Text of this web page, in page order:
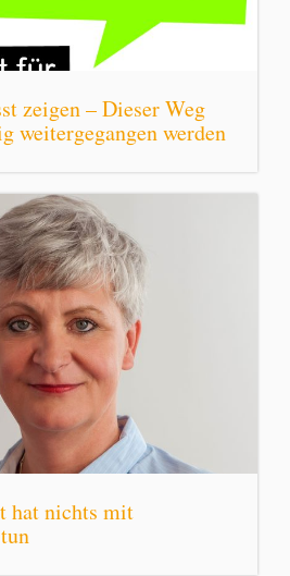
zeigen – Dieser Weg
weitergegangen werden
hat nichts mit